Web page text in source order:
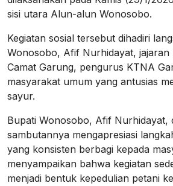
sisi utara Alun-alun Wonosobo.
Kegiatan sosial tersebut dihadiri
Wonosobo, Afif Nurhidayat, jajaran
Camat Garung, pengurus KTNA
masyarakat umum yang antusias
sayur.
Bupati Wonosobo, Afif Nurhidayat,
sambutannya mengapresiasi
yang konsisten berbagi kepada
menyampaikan bahwa kegiatan
menjadi bentuk kepedulian petani